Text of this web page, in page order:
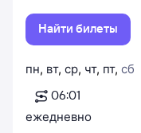
Найти билеты
пн, вт, ср, чт, пт, сб
06:01
ежедневно